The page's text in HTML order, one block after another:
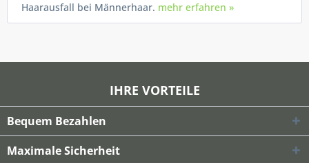
Haarausfall bei Männerhaar. mehr erfahren »
IHRE VORTEILE
Bequem Bezahlen
Maximale Sicherheit